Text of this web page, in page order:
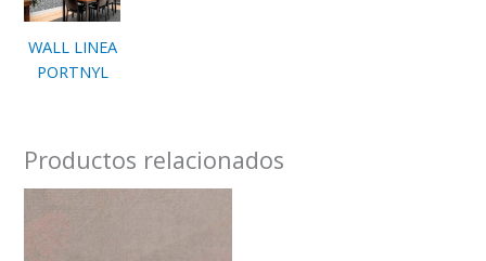
WALL LINEA
PORTNYL
Productos relacionados